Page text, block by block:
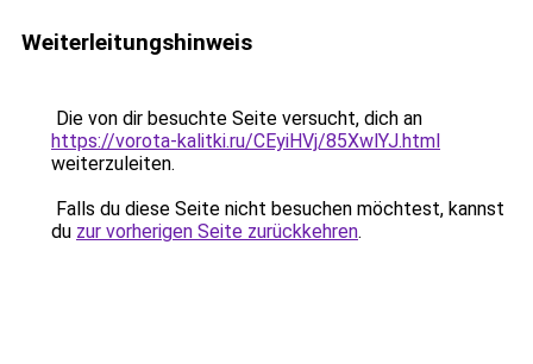
Weiterleitungshinweis
Die von dir besuchte Seite versucht, dich an
https://vorota-kalitki.ru/CEyiHVj/85XwlYJ.html
weiterzuleiten.
Falls du diese Seite nicht besuchen möchtest, kannst
du zur vorherigen Seite zurückkehren.